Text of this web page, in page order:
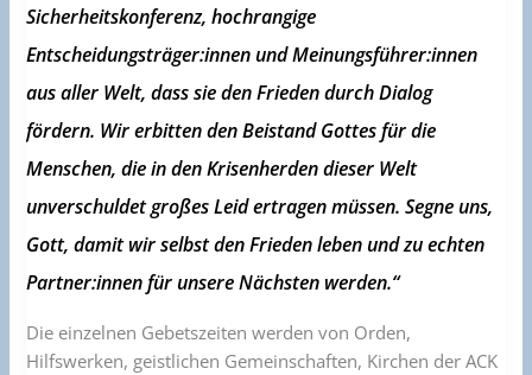
Sicherheitskonferenz, hochrangige
Entscheidungsträger:innen und Meinungsführer:innen
aus aller Welt, dass sie den Frieden durch Dialog
fördern. Wir erbitten den Beistand Gottes für die
Menschen, die in den Krisenherden dieser Welt
unverschuldet großes Leid ertragen müssen. Segne uns,
Gott, damit wir selbst den Frieden leben und zu echten
Partner:innen für unsere Nächsten werden.“
Die einzelnen Gebetszeiten werden von Orden,
Hilfswerken, geistlichen Gemeinschaften, Kirchen der ACK
–
der
Projektgruppe
MSKv